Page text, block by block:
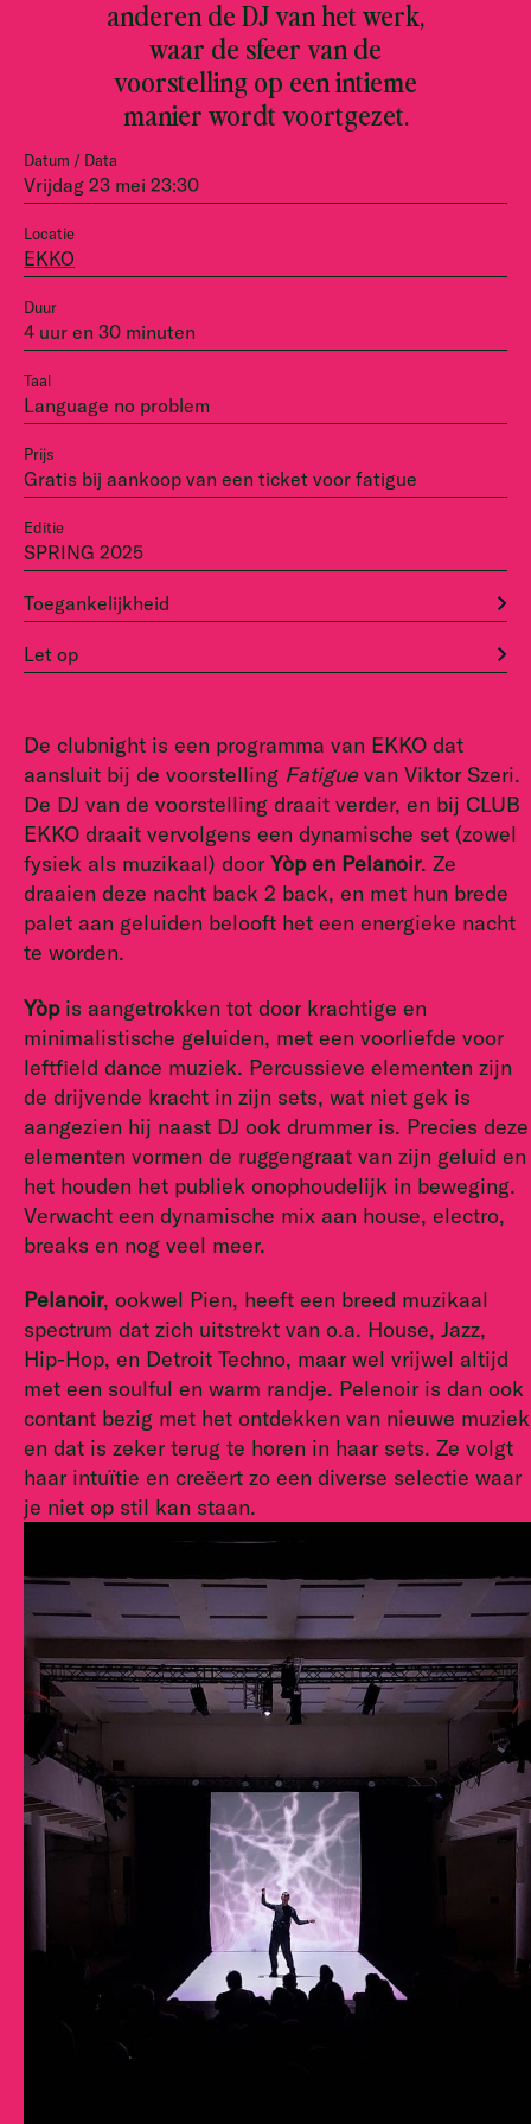
Datum / Data
Vrijdag 23 mei 23:30
Locatie
EKKO
Duur
4 uur en 30 minuten
Taal
Language no problem
Prijs
Gratis bij aankoop van een ticket voor fatigue
Editie
SPRING 2025
Toegankelijkheid
Let op
anderen de DJ van het werk,
waar de sfeer van de
voorstelling op een intieme
manier wordt voortgezet.
De clubnight is een programma van EKKO dat
aansluit bij de voorstelling Fatiguevan Viktor Szeri.
De DJ van de voorstelling draait verder, en bij CLUB
EKKO draait vervolgens een dynamische set (zowel
fysiek als muzikaal) door Yòp en Pelanoir. Ze
draaien deze nacht back 2 back, en met hun brede
palet aan geluiden belooft het een energieke nacht
te worden.
Yòpis aangetrokken tot door krachtige en
minimalistische geluiden, met een voorliefde voor
leftfield dance muziek. Percussieve elementen zijn
de drijvende kracht in zijn sets, wat niet gek is
aangezien hij naast DJ ook drummer is. Precies deze
elementen vormen de ruggengraat van zijn geluid en
het houden het publiek onophoudelijk in beweging.
Verwacht een dynamische mix aan house, electro,
breaks en nog veel meer.
Pelanoir, ookwel Pien, heeft een breed muzikaal
spectrum dat zich uitstrekt van o.a. House, Jazz,
Hip-Hop, en Detroit Techno, maar wel vrijwel altijd
met een soulful en warm randje. Pelenoir is dan ook
contant bezig met het ontdekken van nieuwe muziek
en dat is zeker terug te horen in haar sets. Ze volgt
haar intuïtie en creëert zo een diverse selectie waar
je niet op stil kan staan.